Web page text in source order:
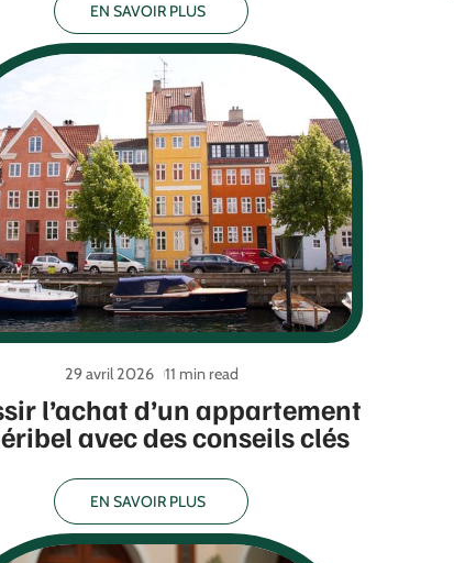
EN SAVOIR PLUS
l’achat d’un appartement
avec des conseils clés
29 avril 2026 11 min read
EN SAVOIR PLUS